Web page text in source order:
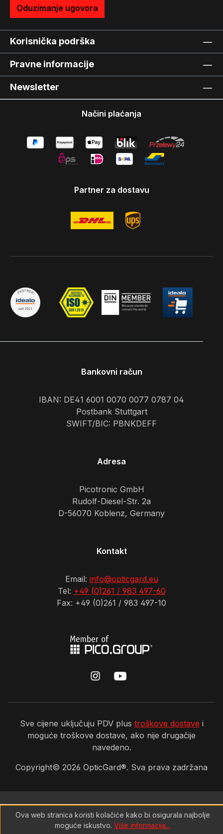
Oduzimanje ugovora
Korisnička podrška
Pravne informacije
Newsletter
Načini plaćanja
Partner za dostavu
Bankovni račun
IBAN: DE41 6001 0070 0077 0787 04
Postbank Stuttgart
SWIFT/BIC: PBNKDEFF
Adresa
Picotronic GmbH
Rudolf-Diesel-Str. 2a
D-56070 Koblenz, Germany
Kontakt
Email: info@opticgard.eu
Tel: +49 (0)261 / 983 497-60
Fax: +49 (0)261 / 983 497-10
Sve cijene uključuju PDV plus troškove dostave i
moguće troškove dostave, ako nije drugačije
navedeno.
Copyright© 2026 OpticGard®. Sva prava zadržana
Ova web stranica koristi kolačiće kako bi osigurala najbolje
moguće iskustvo. Više informacija...